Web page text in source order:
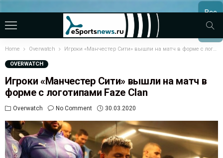
Все
МАТЧИ
Home Overwatch Игроки «Манчестер Сити» вышли на матч в форме с логотипами Faze Clan
OVERWATCH
Игроки «Манчестер Сити» вышли на матч в
форме с логотипами Faze Clan
Overwatch No Comment 30.03.2020